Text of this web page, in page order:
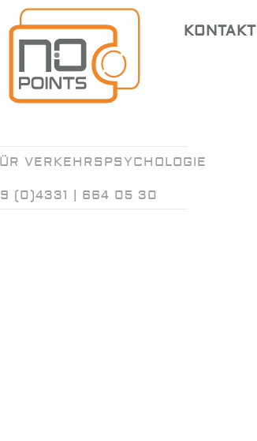
KONTAKT
VERKEHRSPSYCHOLOGIE
(0)4331 | 664 05 30